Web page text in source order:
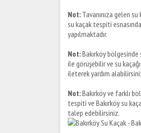
Not: Tavanınıza gelen
su kaçak tespiti
yapılmaktadır.
Not:Bakırköy
ile görüşebilir ve su
ileterek yardım
Not:Bakırköy ve farklı
tespiti ve Bakırköy su
talep edebilirsiniz.